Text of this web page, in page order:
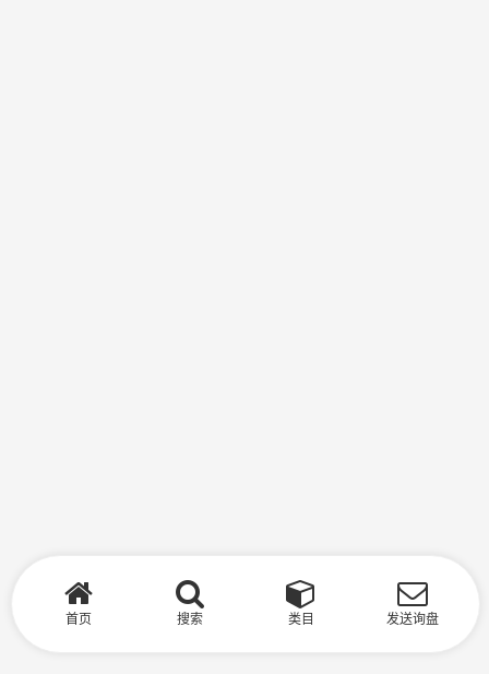
首页 搜索 类目 发送询盘